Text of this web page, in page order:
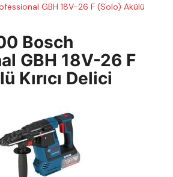
GBH 18V-26 F (Solo) Akülü
Bosch
GBH 18V-26 F
Kırıcı Delici